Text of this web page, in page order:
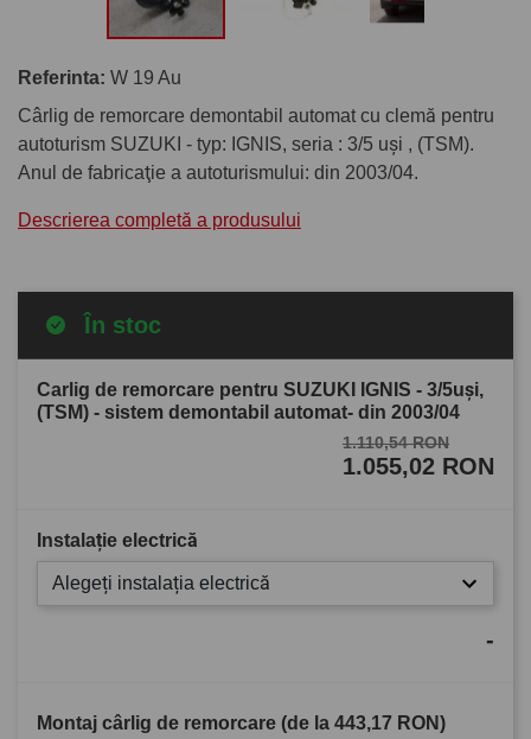
Referinta: W 19 Au
Cârlig de remorcare demontabil automat cu clemă pentru
autoturism SUZUKI - typ: IGNIS, seria : 3/5 uşi , (TSM).
Anul de fabricaţie a autoturismului: din 2003/04.
Descrierea completă a produsului
În stoc
Carlig de remorcare pentru SUZUKI IGNIS - 3/5uşi,
(TSM) - sistem demontabil automat- din 2003/04
1.110,54 RON
1.055,02 RON
Instalație electrică
Alegeți instalația electrică
-
Montaj cârlig de remorcare (de la 443,17 RON)